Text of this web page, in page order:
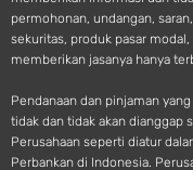
permohonan, undangan,
sekuritas, produk pasar
memberikan jasanya hanya
Pendanaan dan pinjaman
tidak dan tidak akan dianggap
Perusahaan seperti diatur
Perbankan di Indonesia.